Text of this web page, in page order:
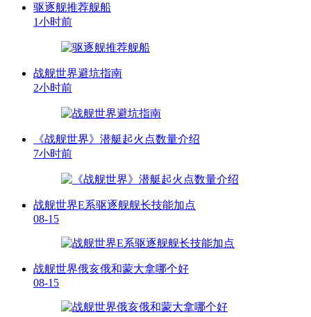
驱逐舰推荐舰船
1小时前
战舰世界避坑指南
2小时前
《战舰世界》潜艇起火点数量介绍
7小时前
战舰世界E系驱逐舰舰长技能加点
08-15
战舰世界俄亥俄和蒙大拿哪个好
08-15